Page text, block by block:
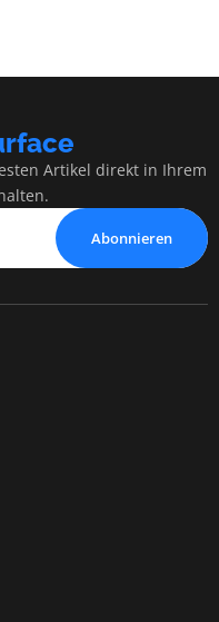
Artikel direkt in Ihrem
Abonnieren